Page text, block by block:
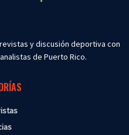
y discusión deportiva con
de Puerto Rico.